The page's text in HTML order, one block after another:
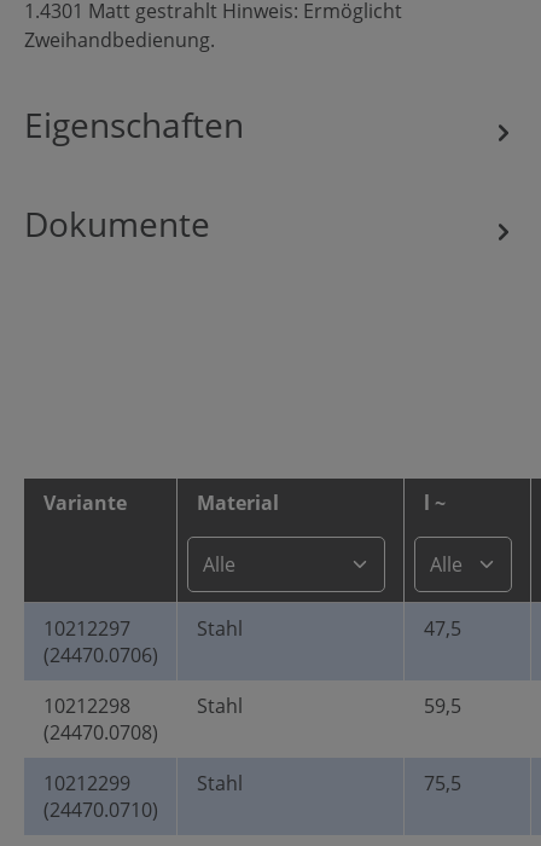
1.4301 Matt gestrahlt Hinweis: Ermöglicht
Zweihandbedienung.
Eigenschaften
Dokumente
Variante Material l ~
10212297
(24470.0706)
Stahl 47,5
10212298
(24470.0708)
Stahl 59,5
10212299
(24470.0710)
Stahl 75,5